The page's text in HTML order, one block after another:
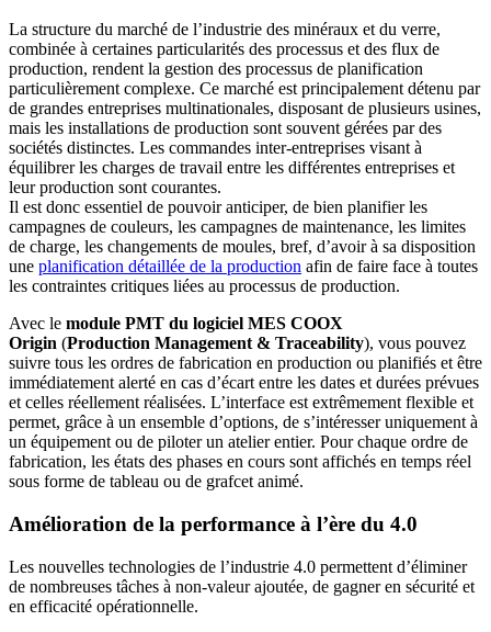
La structure du marché de l’industrie des minéraux et du verre,
combinée à certaines particularités des processus et des flux de
production, rendent la gestion des processus de planification
particulièrement complexe. Ce marché est principalement détenu par
de grandes entreprises multinationales, disposant de plusieurs usines,
mais les installations de production sont souvent gérées par des
sociétés distinctes. Les commandes inter-entreprises visant à
équilibrer les charges de travail entre les différentes entreprises et
leur production sont courantes.
Il est donc essentiel de pouvoir anticiper, de bien planifier les
campagnes de couleurs, les campagnes de maintenance, les limites
de charge, les changements de moules, bref, d’avoir à sa disposition
une planification détaillée de la production afin de faire face à toutes
les contraintes critiques liées au processus de production.
Avec le module PMT du logiciel MES COOX
Origin (Production Management & Traceability), vous pouvez
suivre tous les ordres de fabrication en production ou planifiés et être
immédiatement alerté en cas d’écart entre les dates et durées prévues
et celles réellement réalisées. L’interface est extrêmement flexible et
permet, grâce à un ensemble d’options, de s’intéresser uniquement à
un équipement ou de piloter un atelier entier. Pour chaque ordre de
fabrication, les états des phases en cours sont affichés en temps réel
sous forme de tableau ou de grafcet animé.
Amélioration de la performance à l’ère du 4.0
Les nouvelles technologies de l’industrie 4.0 permettent d’éliminer
de nombreuses tâches à non-valeur ajoutée, de gagner en sécurité et
en efficacité opérationnelle.